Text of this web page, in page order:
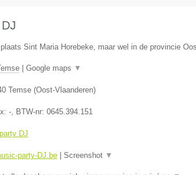
Sint Maria Horebeke, maar wel in de provincie
| Google maps ▼
Temse(Oost-Vlaanderen)
-, BTW-nr: 0645.394.151
DJ
party-DJ.be| Screenshot ▼